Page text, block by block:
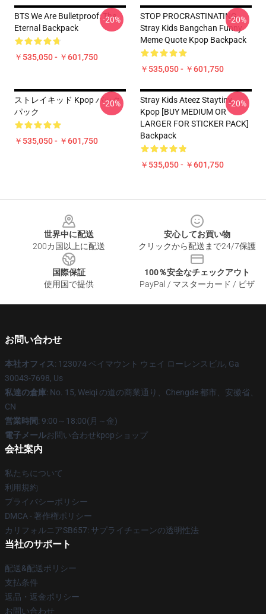
BTS We Are Bulletproof: The
Eternal Backpack
￥535,050 - ￥601,750
-20%
STOP PROCRASTINATING
Stray Kids Bangchan Funny
Meme Quote Kpop Backpack
￥535,050 - ￥601,750
-20%
ストレイキッド Kpop バック
パック
￥535,050 - ￥601,750
-20%
Stray Kids Ateez Staytiny
Kpop [BUY MEDIUM OR
LARGER FOR STICKER PACK]
Backpack
￥535,050 - ￥601,750
-20%
世界中に配送
200カ国以上に配送
安心してお買い物
クリックから配送まで24/7保護
国際保証
使用国で提供
100％安全なチェックアウト
PayPal / マスターカード / ビザ
お問い合わせ
本社オフィス: 123074 ベイマウント ウェイ ローレンスビル, Ga
30043-7698, Us
私達の倉庫: No. 15, Weiqi の道の商業通り、Chengde 都市、安徽省、
CN
営業時間: 9:00～18:00(月～金)
電子メールお問い合わせkpopショップ
会社案内
私たちについて
利用規約
プライバシーポリシー
DMCA - 著作権ポリシー
カリフォルニアSB657: サプライチェーンの透明性法
当社のサポート
配送&配送ポリシー
支払条件
返品・返金ポリシー
お問い合わせ